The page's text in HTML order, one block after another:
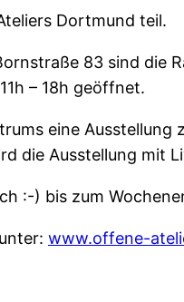
Dortmund teil.
83 sind die
– 18h geöffnet.
eine Ausstellung
die Ausstellung mit
:-) bis zum
www.offene-